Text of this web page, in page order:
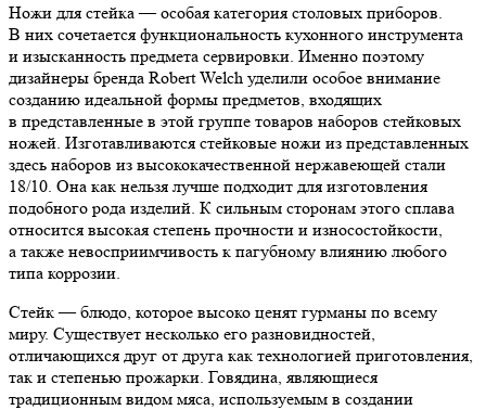
Ножи для стейка — особая категория столовых приборов.
В них сочетается функциональность кухонного инструмента
и изысканность предмета сервировки. Именно поэтому
дизайнеры бренда Robert Welch уделили особое внимание
созданию идеальной формы предметов, входящих
в представленные в этой группе товаров наборов стейковых
ножей. Изготавливаются стейковые ножи из представленных
здесь наборов из высококачественной нержавеющей стали
18/10. Она как нельзя лучше подходит для изготовления
подобного рода изделий. К сильным сторонам этого сплава
относится высокая степень прочности и износостойкости,
а также невосприимчивость к пагубному влиянию любого
типа коррозии.
Стейк — блюдо, которое высоко ценят гурманы по всему
миру. Существует несколько его разновидностей,
отличающихся друг от друга как технологией приготовления,
так и степенью прожарки. Говядина, являющиеся
традиционным видом мяса, используемым в создании